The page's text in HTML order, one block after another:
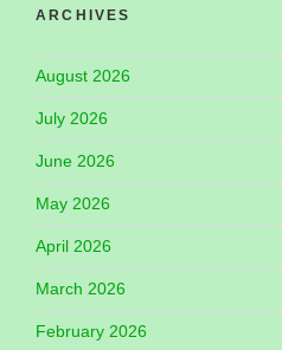
ARCHIVES
August 2026
July 2026
June 2026
May 2026
April 2026
March 2026
February 2026